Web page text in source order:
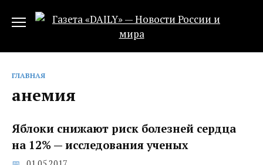
ГЛАВНАЯ
анемия
Яблоки снижают риск болезней сердца
на 12% — исследования ученых